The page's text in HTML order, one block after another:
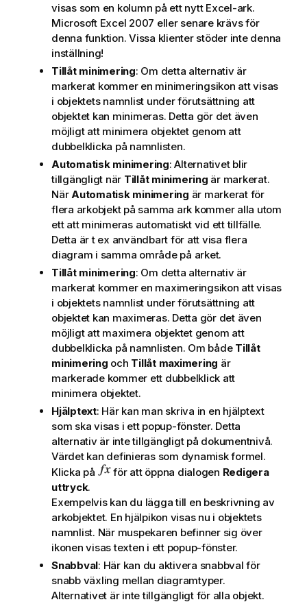
visas som en kolumn på ett nytt Excel-ark.
Microsoft Excel 2007 eller senare krävs för
denna funktion. Vissa klienter stöder inte denna
inställning!
Tillåt minimering: Om detta alternativ är
markerat kommer en minimeringsikon att visas
i objektets namnlist under förutsättning att
objektet kan minimeras. Detta gör det även
möjligt att minimera objektet genom att
dubbelklicka på namnlisten.
Automatisk minimering: Alternativet blir
tillgängligt när Tillåt minimering är markerat.
När Automatisk minimering är markerat för
flera arkobjekt på samma ark kommer alla utom
ett att minimeras automatiskt vid ett tillfälle.
Detta är t ex användbart för att visa flera
diagram i samma område på arket.
Tillåt minimering: Om detta alternativ är
markerat kommer en maximeringsikon att visas
i objektets namnlist under förutsättning att
objektet kan maximeras. Detta gör det även
möjligt att maximera objektet genom att
dubbelklicka på namnlisten. Om både Tillåt
minimering och Tillåt maximering är
markerade kommer ett dubbelklick att
minimera objektet.
Hjälptext: Här kan man skriva in en hjälptext
som ska visas i ett popup-fönster. Detta
alternativ är inte tillgängligt på dokumentnivå.
Värdet kan definieras som dynamisk formel.
Klicka på
för att öppna dialogen Redigera
uttryck.
Exempelvis kan du lägga till en beskrivning av
arkobjektet. En hjälpikon visas nu i objektets
namnlist. När muspekaren befinner sig över
ikonen visas texten i ett popup-fönster.
Snabbval: Här kan du aktivera snabbval för
snabb växling mellan diagramtyper.
Alternativet är inte tillgängligt för alla objekt.